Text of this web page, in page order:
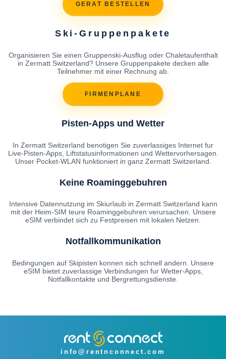
GERAT BESTELLEN
Ski-Gruppenpakete
Organisieren Sie einen Gruppenski-Ausflug oder Chaletaufenthalt
in Zermatt Switzerland? Unsere Gruppenpakete decken alle
Teilnehmer mit einer Rechnung ab.
FIRMENPLANE
Pisten-Apps und Wetter
In Zermatt Switzerland benotigen Sie zuverlassiges Internet fur
Live-Pisten-Apps, Liftstatusinformationen und Wettervorhersagen.
Unser Pocket-WLAN funktioniert in ganz Zermatt Switzerland.
Keine Roaminggebuhren
Intensive Datennutzung im Skiurlaub in Zermatt Switzerland kann
mit der Heim-SIM teure Roaminggebuhren verursachen. Unsere
eSIM verbindet sich zu Festpreisen mit lokalen Netzen.
Notfallkommunikation
Bedingungen auf Skipisten konnen sich schnell andern. Unsere
eSIM bietet zuverlassige Verbindungen fur Wetter-Apps,
Notfallkontakte und Bergrettungsdienste.
info@rentnconnect.com